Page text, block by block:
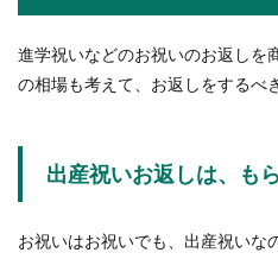
とフット
進学祝いなどのお祝いのお返しを
の相場も考えて、お返しをするべ
出産祝いお返しは、も
お祝いはお祝いでも、出産祝いな